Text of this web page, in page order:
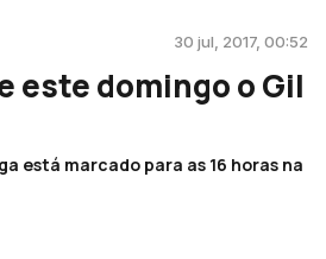
30 jul, 2017, 00:52
este domingo o Gil
está marcado para as 16 horas na